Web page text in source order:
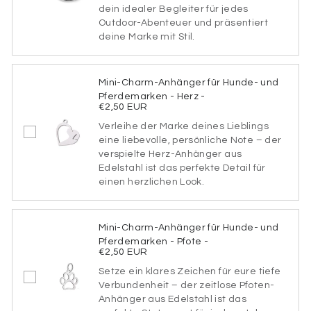
SCHRIFTART1
SCHRIFTART2
SCHRIFTART4
dein idealer Begleiter für jedes
Outdoor-Abenteuer und präsentiert
deine Marke mit Stil.
Mini-Charm-Anhänger für Hunde- und
Pferdemarken - Herz -
€2,50 EUR
Verleihe der Marke deines Lieblings
eine liebevolle, persönliche Note – der
verspielte Herz-Anhänger aus
Edelstahl ist das perfekte Detail für
einen herzlichen Look.
Mini-Charm-Anhänger für Hunde- und
Pferdemarken - Pfote -
€2,50 EUR
Setze ein klares Zeichen für eure tiefe
Verbundenheit – der zeitlose Pfoten-
Anhänger aus Edelstahl ist das